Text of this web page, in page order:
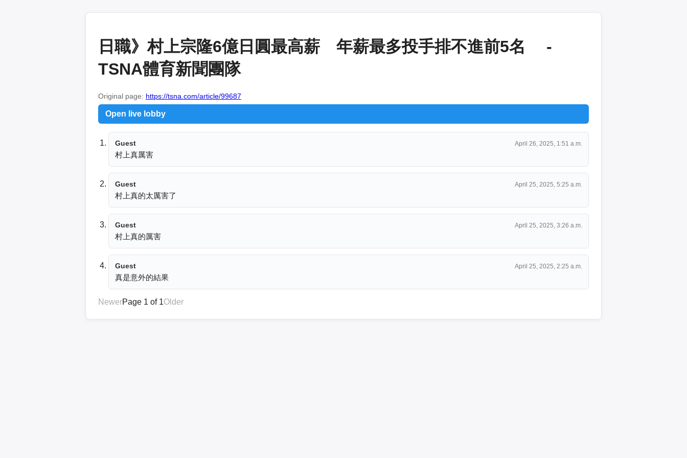
日職》村上宗隆6億日圓最高薪 年薪最多投手排不進前5名 -
TSNA體育新聞團隊
Original page: https://tsna.com/article/99687
Open live lobby
Guest April 26, 2025, 1:51 a.m.
村上真厲害
Guest April 25, 2025, 5:25 a.m.
村上真的太厲害了
Guest April 25, 2025, 3:26 a.m.
村上真的厲害
Guest April 25, 2025, 2:25 a.m.
真是意外的結果
NewerPage 1 of 1Older